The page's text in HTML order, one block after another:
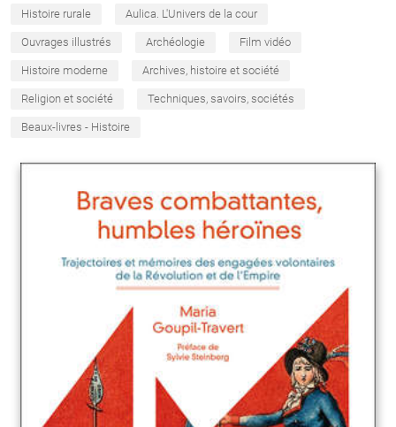
Histoire rurale Aulica. L'Univers de la cour
Ouvrages illustrés Archéologie Film vidéo
Histoire moderne Archives, histoire et société
Religion et société Techniques, savoirs, sociétés
Beaux-livres - Histoire